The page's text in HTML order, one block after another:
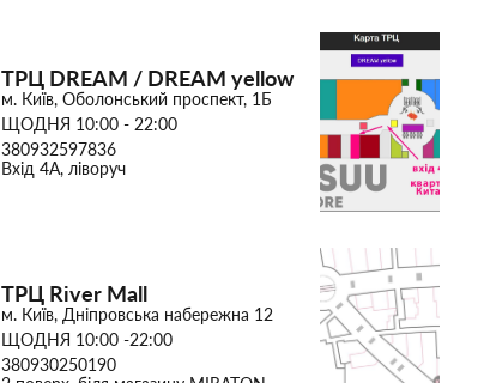
ТРЦ DREAM / DREAM yellow
м. Київ, Оболонський проспект, 1Б
ЩОДНЯ 10:00 - 22:00
380932597836
Вхід 4А, ліворуч
ТРЦ River Mall
м. Київ, Дніпровська набережна 12
ЩОДНЯ 10:00 -22:00
380930250190